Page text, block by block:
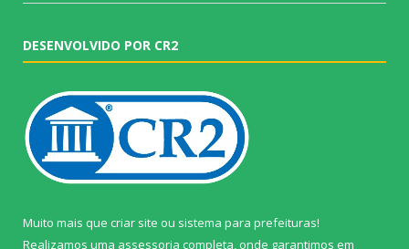
DESENVOLVIDO POR CR2
Muito mais que criar site ou sistema para prefeituras!
Realizamos uma assessoria completa, onde garantimos em